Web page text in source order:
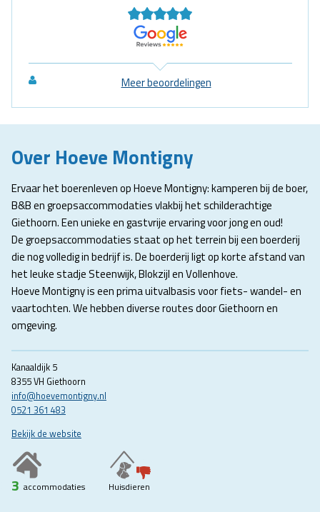
Meer beoordelingen
Over Hoeve Montigny
Kanaaldijk 5
8355 VH Giethoorn
info@hoevemontigny.nl
0521 361 483
Bekijk de website
3 accommodaties Huisdieren
Ervaar het boerenleven op Hoeve Montigny: kamperen bij de boer,
B&B en groepsaccommodaties vlakbij het schilderachtige
Giethoorn. Een unieke en gastvrije ervaring voor jong en oud!
De groepsaccommodaties staat op het terrein bij een boerderij
die nog volledig in bedrijf is. De boerderij ligt op korte afstand van
het leuke stadje Steenwijk, Blokzijl en Vollenhove.
Hoeve Montigny is een prima uitvalbasis voor fiets- wandel- en
vaartochten. We hebben diverse routes door Giethoorn en
omgeving.